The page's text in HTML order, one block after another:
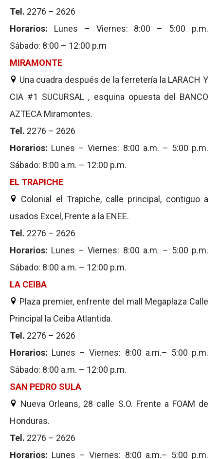
Tel. 2276 – 2626
Horarios: Lunes – Viernes: 8:00 – 5:00 p.m.
Sábado: 8:00 – 12:00 p.m
MIRAMONTE
Una cuadra después de la ferretería la LARACH Y
CIA #1 SUCURSAL , esquina opuesta del BANCO
AZTECA Miramontes.
Tel. 2276 – 2626
Horarios: Lunes – Viernes: 8:00 a.m. – 5:00 p.m.
Sábado: 8:00 a.m. – 12:00 p.m.
EL TRAPICHE
Colonial el Trapiche, calle principal, contiguo a
usados Excel, Frente a la ENEE.
Tel. 2276 – 2626
Horarios: Lunes – Viernes: 8:00 a.m. – 5:00 p.m.
Sábado: 8:00 a.m. – 12:00 p.m.
LA CEIBA
Plaza premier, enfrente del mall Megaplaza Calle
Principal la Ceiba Atlantida.
Tel. 2276 – 2626
Horarios: Lunes – Viernes: 8:00 a.m.– 5:00 p.m.
Sábado: 8:00 a.m. – 12:00 p.m.
SAN PEDRO SULA
Nueva Orleans, 28 calle S.O. Frente a FOAM de
Honduras.
Tel. 2276 – 2626
Horarios: Lunes – Viernes: 8:00 a.m.– 5:00 p.m.